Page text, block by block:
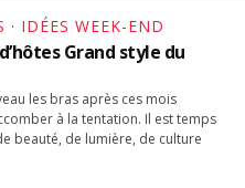
· IDÉES WEEK-END
Grand style du
les bras après ces mois
à la tentation. Il est temps
beauté, de lumière, de culture